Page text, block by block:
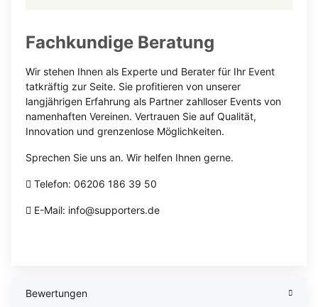
Fachkundige Beratung
Wir stehen Ihnen als Experte und Berater für Ihr Event
tatkräftig zur Seite. Sie profitieren von unserer
langjährigen Erfahrung als Partner zahlloser Events von
namenhaften Vereinen. Vertrauen Sie auf Qualität,
Innovation und grenzenlose Möglichkeiten.
Sprechen Sie uns an. Wir helfen Ihnen gerne.
Telefon: 06206 186 39 50
E-Mail: info@supporters.de
Bewertungen